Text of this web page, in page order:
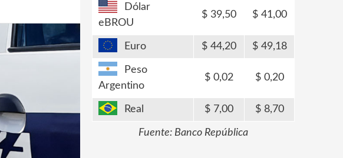
Dólar
eBROU
39,50 41,00
Euro 44,20 49,18
Peso
Argentino
0,02 0,20
Real 7,00 8,70
Fuente: Banco República